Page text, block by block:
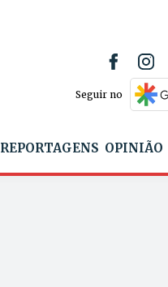
Seguir no
REPORTAGENS OPINIÃO